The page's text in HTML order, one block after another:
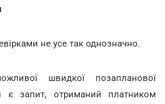
не усе так однозначно.
швидкої позапланової
є запит, отриманий платником